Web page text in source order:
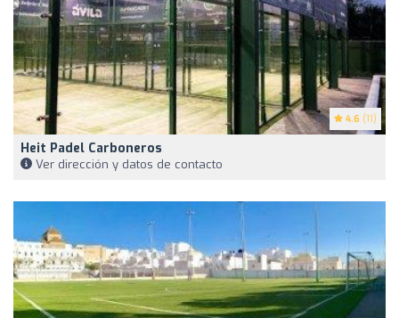
4.6 (11)
Heit Padel Carboneros
Ver dirección y datos de contacto